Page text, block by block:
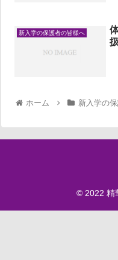
新入学の保護者の皆様へ
ホーム 新入学の
© 2022 精